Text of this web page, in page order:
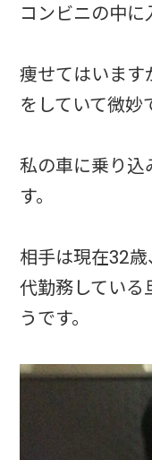
コンビニの中に
痩せてはいま
をしていて微妙
私の車に乗り込
す。
相手は現在32
代勤務している
うです。